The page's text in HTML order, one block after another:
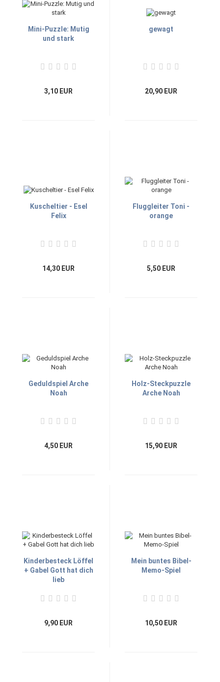
Mini-Puzzle: Mutig
und stark
3,10 EUR
gewagt
20,90 EUR
Kuscheltier - Esel
Felix
14,30 EUR
Fluggleiter Toni -
orange
5,50 EUR
Geduldspiel Arche
Noah
4,50 EUR
Holz-Steckpuzzle
Arche Noah
15,90 EUR
Kinderbesteck Löffel
+ Gabel Gott hat dich
lieb
9,90 EUR
Mein buntes Bibel-
Memo-Spiel
10,50 EUR